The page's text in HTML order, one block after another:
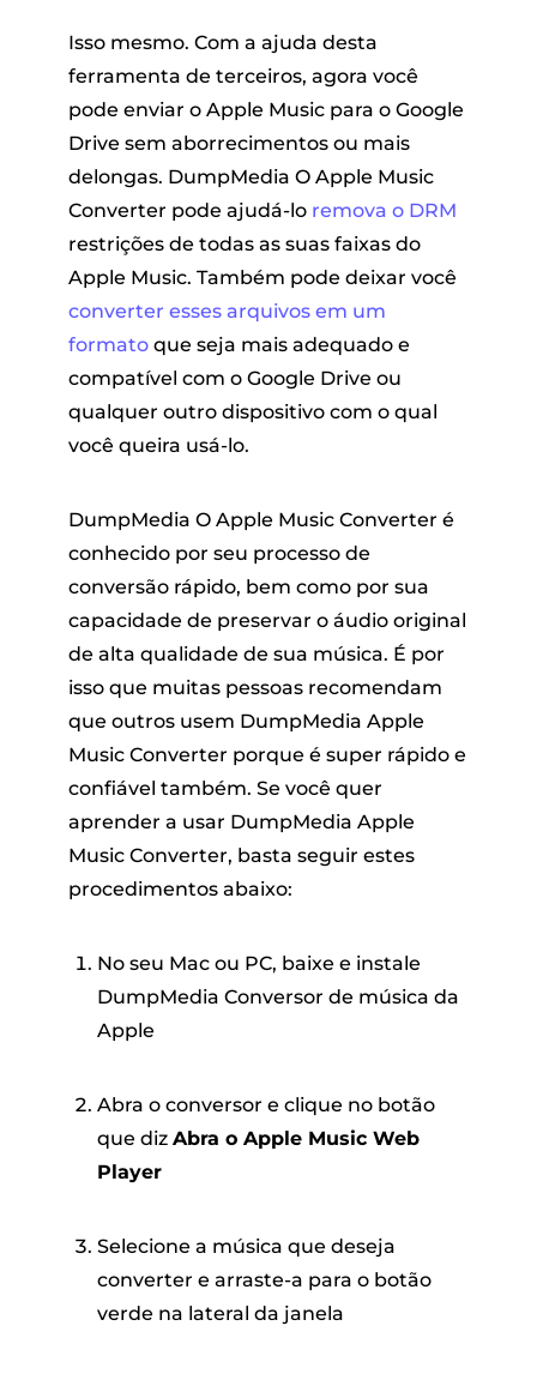
Isso mesmo. Com a ajuda desta
ferramenta de terceiros, agora você
pode enviar o Apple Music para o Google
Drive sem aborrecimentos ou mais
delongas. DumpMedia O Apple Music
Converter pode ajudá-lo remova o DRM
restrições de todas as suas faixas do
Apple Music. Também pode deixar você
converter esses arquivos em um
formatoque seja mais adequado e
compatível com o Google Drive ou
qualquer outro dispositivo com o qual
você queira usá-lo.
DumpMedia O Apple Music Converter é
conhecido por seu processo de
conversão rápido, bem como por sua
capacidade de preservar o áudio original
de alta qualidade de sua música. É por
isso que muitas pessoas recomendam
que outros usem DumpMedia Apple
Music Converter porque é super rápido e
confiável também. Se você quer
aprender a usar DumpMedia Apple
Music Converter, basta seguir estes
procedimentos abaixo:
No seu Mac ou PC, baixe e instale
DumpMedia Conversor de música da
Apple
Abra o conversor e clique no botão
que diz Abra o Apple Music Web
Player
Selecione a música que deseja
converter e arraste-a para o botão
verde na lateral da janela